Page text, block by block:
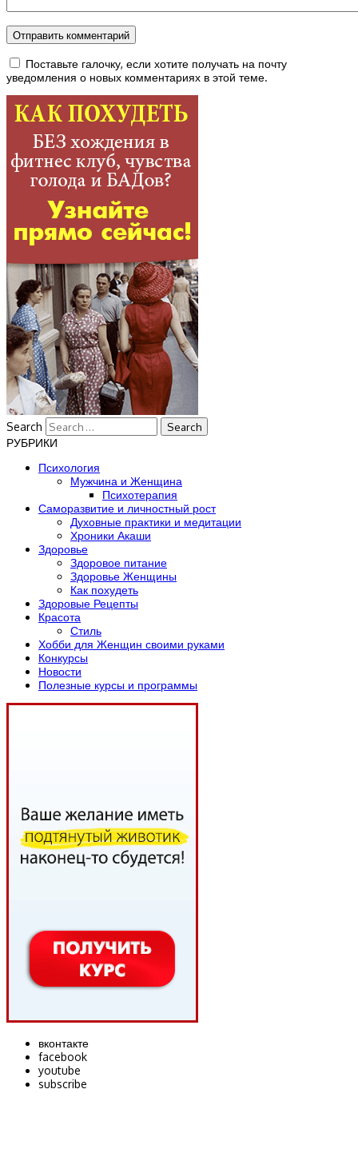
Поставьте галочку, если хотите получать на почту
уведомления о новых комментариях в этой теме.
Search
РУБРИКИ
Психология
Мужчина и Женщина
Психотерапия
Саморазвитие и личностный рост
Духовные практики и медитации
Хроники Акаши
Здоровье
Здоровое питание
Здоровье Женщины
Как похудеть
Здоровые Рецепты
Красота
Стиль
Хобби для Женщин своими руками
Конкурсы
Новости
Полезные курсы и программы
вконтакте
facebook
youtube
subscribe